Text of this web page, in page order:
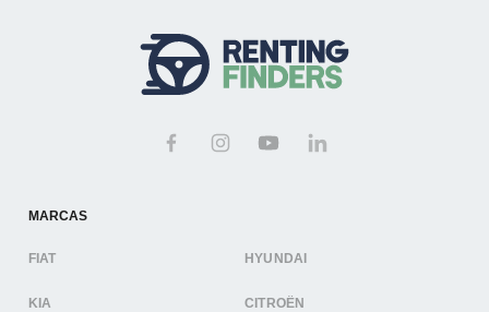
MARCAS
FIAT HYUNDAI
KIA CITROËN